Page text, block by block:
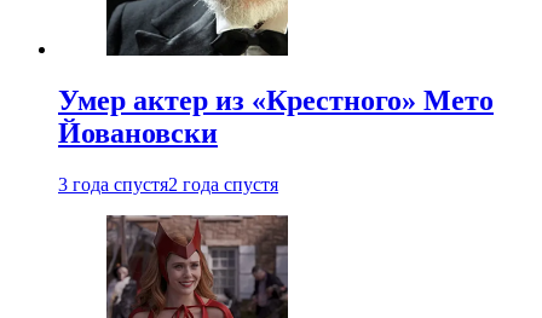
Умер актер из «Крестного» Мето
Йовановски
3 года спустя2 года спустя